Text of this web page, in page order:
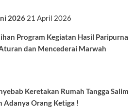
2026 21 April 2026
Program Kegiatan Hasil Paripurna
dan Mencederai Marwah
Keretakan Rumah Tangga Salim
Adanya Orang Ketiga !